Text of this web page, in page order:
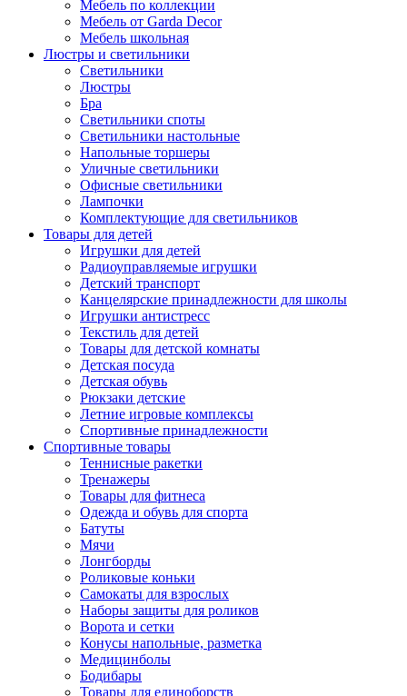
Мебель по коллекции
Мебель от Garda Decor
Мебель школьная
Люстры и светильники
Светильники
Люстры
Бра
Светильники споты
Светильники настольные
Напольные торшеры
Уличные светильники
Офисные светильники
Лампочки
Комплектующие для светильников
Товары для детей
Игрушки для детей
Радиоуправляемые игрушки
Детский транспорт
Канцелярские принадлежности для школы
Игрушки антистресс
Текстиль для детей
Товары для детской комнаты
Детская посуда
Детская обувь
Рюкзаки детские
Летние игровые комплексы
Спортивные принадлежности
Спортивные товары
Теннисные ракетки
Тренажеры
Товары для фитнеса
Одежда и обувь для спорта
Батуты
Мячи
Лонгборды
Роликовые коньки
Самокаты для взрослых
Наборы защиты для роликов
Ворота и сетки
Конусы напольные, разметка
Медицинболы
Бодибары
Товары для единоборств